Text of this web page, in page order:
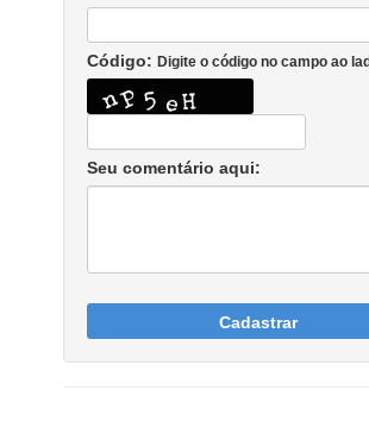
Código: Digite o código no campo ao
Seu comentário aqui:
Cadastrar